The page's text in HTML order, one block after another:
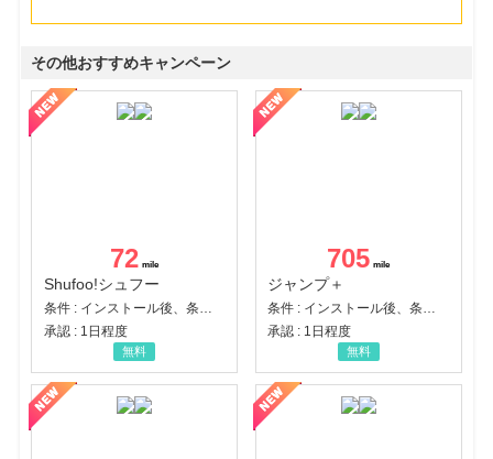
その他おすすめキャンペーン
72
Shufoo!シュフー
条件 : インストール後、条件達成
承認 : 1日程度
無料
705
ジャンプ＋
条件 : インストール後、条件達成
承認 : 1日程度
無料